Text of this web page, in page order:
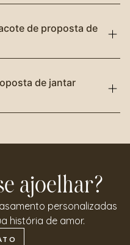
de proposta de
de jantar
ajoelhar?
personalizadas
história de amor.